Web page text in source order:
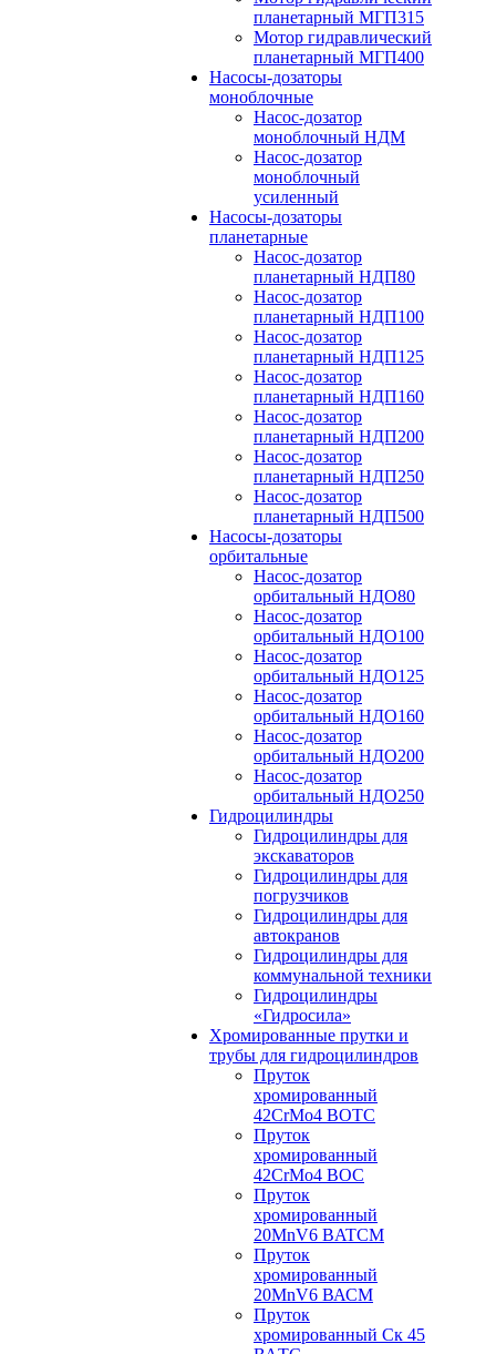
планетарный МГП315
Мотор гидравлический
планетарный МГП400
Насосы-дозаторы
моноблочные
Насос-дозатор
моноблочный НДМ
Насос-дозатор
моноблочный
усиленный
Насосы-дозаторы
планетарные
Насос-дозатор
планетарный НДП80
Насос-дозатор
планетарный НДП100
Насос-дозатор
планетарный НДП125
Насос-дозатор
планетарный НДП160
Насос-дозатор
планетарный НДП200
Насос-дозатор
планетарный НДП250
Насос-дозатор
планетарный НДП500
Насосы-дозаторы
орбитальные
Насос-дозатор
орбитальный НДО80
Насос-дозатор
орбитальный НДО100
Насос-дозатор
орбитальный НДО125
Насос-дозатор
орбитальный НДО160
Насос-дозатор
орбитальный НДО200
Насос-дозатор
орбитальный НДО250
Гидроцилиндры
Гидроцилиндры для
экскаваторов
Гидроцилиндры для
погрузчиков
Гидроцилиндры для
автокранов
Гидроцилиндры для
коммунальной техники
Гидроцилиндры
«Гидросила»
Хромированные прутки и
трубы для гидроцилиндров
Пруток
хромированный
42CrMo4 BOTC
Пруток
хромированный
42CrMo4 BOC
Пруток
хромированный
20MnV6 BATCM
Пруток
хромированный
20MnV6 ВАСM
Пруток
хромированный Ск 45